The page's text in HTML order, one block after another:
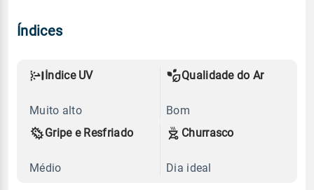
Índices
Índice UV
Muito alto
Qualidade do Ar
Bom
Gripe e Resfriado
Médio
Churrasco
Dia ideal